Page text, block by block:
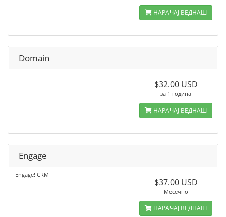
НАРАЧАЈ ВЕДНАШ
Domain
$32.00 USD
за 1 година
НАРАЧАЈ ВЕДНАШ
Engage
Engage! CRM
$37.00 USD
Месечно
НАРАЧАЈ ВЕДНАШ